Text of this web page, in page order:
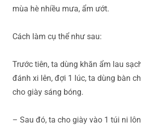
mùa hè nhiều mưa, ẩm ướt.
Cách làm cụ thể như sau:
Trước tiên, ta dùng khăn ẩm lau
đánh xi lên, đợi 1 lúc, ta dùng bàn
cho giày sáng bóng.
– Sau đó, ta cho giày vào 1 túi ni